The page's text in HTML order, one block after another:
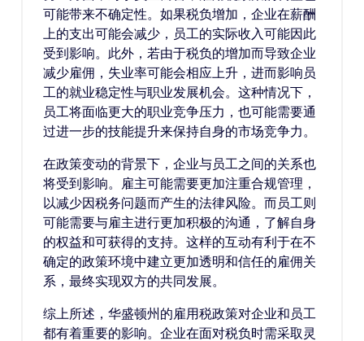
可能带来不确定性。如果税负增加，企业在薪酬
上的支出可能会减少，员工的实际收入可能因此
受到影响。此外，若由于税负的增加而导致企业
减少雇佣，失业率可能会相应上升，进而影响员
工的就业稳定性与职业发展机会。这种情况下，
员工将面临更大的职业竞争压力，也可能需要通
过进一步的技能提升来保持自身的市场竞争力。
在政策变动的背景下，企业与员工之间的关系也
将受到影响。雇主可能需要更加注重合规管理，
以减少因税务问题而产生的法律风险。而员工则
可能需要与雇主进行更加积极的沟通，了解自身
的权益和可获得的支持。这样的互动有利于在不
确定的政策环境中建立更加透明和信任的雇佣关
系，最终实现双方的共同发展。
综上所述，华盛顿州的雇用税政策对企业和员工
都有着重要的影响。企业在面对税负时需采取灵